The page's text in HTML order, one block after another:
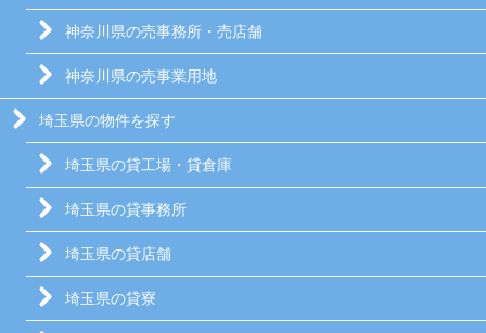
神奈川県の売事務所・売店舗
神奈川県の売事業用地
埼玉県の物件を探す
埼玉県の貸工場・貸倉庫
埼玉県の貸事務所
埼玉県の貸店舗
埼玉県の貸寮